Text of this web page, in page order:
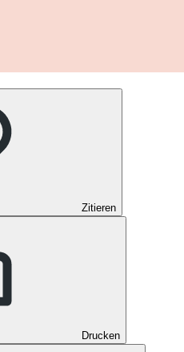
Zitieren
Drucken